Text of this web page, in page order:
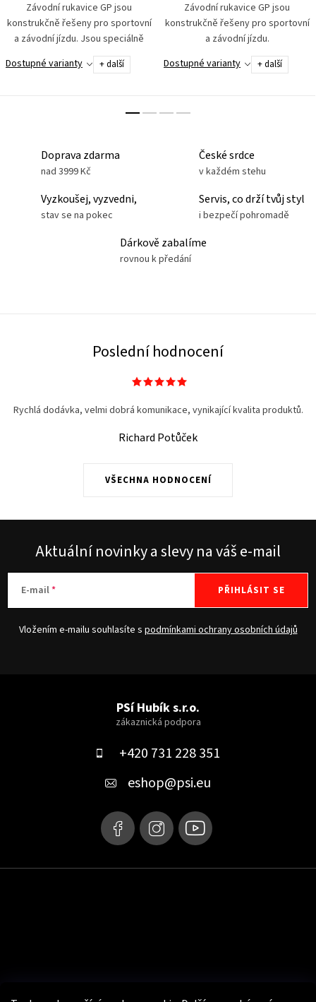
Závodní rukavice GP jsou
konstrukčně řešeny pro sportovní
a závodní jízdu. Jsou speciálně
vyvinuté a navržené pro dětskou
ruku, zaručují ideální úchyt řídítek.
Dostupné varianty + další
Závodní rukavice GP jsou
konstrukčně řešeny pro sportovní
a závodní jízdu.
Dostupné varianty
+ další
Doprava zdarma
nad 3999 Kč
České srdce
v každém stehu
Vyzkoušej, vyzvedni,
stav se na pokec
Servis, co drží tvůj styl
i bezpečí pohromadě
Dárkově zabalíme
rovnou k předání
Poslední hodnocení
VŠECHNA HODNOCENÍ
Rychlá dodávka, velmi dobrá komunikace, vynikající kvalita produktů.
Richard Potůček
Aktuální novinky a slevy na váš e-mail
E-mail
Vložením e-mailu souhlasíte s podmínkami ochrany osobních údajů
PŘIHLÁSIT SE
PSí Hubík s.r.o.
+420 731 228 351
eshop@psi.eu